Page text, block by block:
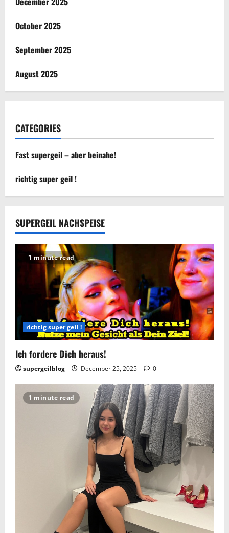
October 2025
September 2025
August 2025
CATEGORIES
Fast supergeil – aber beinahe!
richtig super geil !
SUPERGEIL NACHSPEISE
1 minute read
richtig super geil !
Ich fordere Dich heraus!
supergeilblog December 25, 2025 0
1 minute read